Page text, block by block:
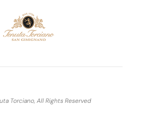
Torciano, All Rights Reserved